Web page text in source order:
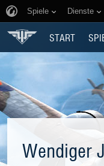
Spiele Dienste
START
Wendiger